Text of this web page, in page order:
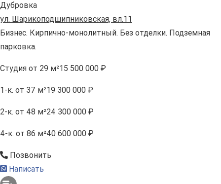
Дубровка
ул. Шарикоподшипниковская, вл.11
Бизнес. Кирпично-монолитный. Без отделки. Подземная
парковка.
Студия от 29 м²15 500 000 ₽
1-к. от 37 м²19 300 000 ₽
2-к. от 48 м²24 300 000 ₽
4-к. от 86 м²40 600 000 ₽
Позвонить
Написать